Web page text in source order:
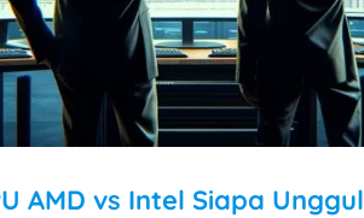
AMD vs Intel Siapa Unggul